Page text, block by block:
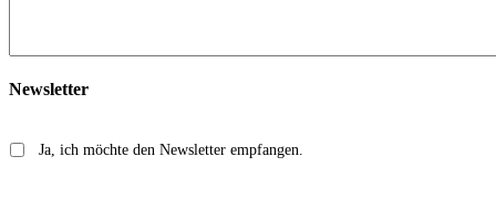
Newsletter
Ja, ich möchte den Newsletter empfangen.